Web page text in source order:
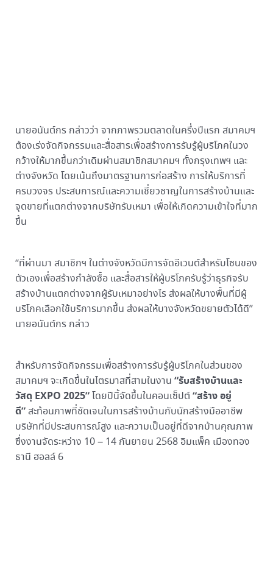
นายอนันต์กร กล่าวว่า จากภาพรวมตลาดในครึ่งปีแรก สมาคมฯ
ต้องเร่งจัดกิจกรรมและสื่อสารเพื่อสร้างการรับรู้ผู้บริโภคในวง
กว้างให้มากขึ้นกว่าเดิมผ่านสมาชิกสมาคมฯ ​ทั้งกรุงเทพฯ และ
ต่างจังหวัด โดยเน้นถึงมาตรฐานการก่อสร้าง การให้บริการที่
ครบวงจร ประสบการณ์และความเชี่ยวชาญในการสร้างบ้านและ
จุดขายที่แตกต่างจากบริษัทรับเหมา เพื่อให้เกิดความเข้าใจที่มาก
ขึ้น
“ที่ผ่านมา สมาชิกฯ​ ในต่างจังหวัดมีการจัดอีเวนต์สำหรับโซนของ
ตัวเองเพื่อสร้างกำลังซื้อ และสื่อสารให้ผู้บริโภครับรู้ว่าธุรกิจรับ
สร้างบ้านแตกต่างจากผู้รับเหมาอย่างไร ส่งผลให้บางพื้นที่มีผู้
บริโภคเลือกใช้บริการมากขึ้น ส่งผลให้บางจังหวัดขยายตัวได้ดี”
นายอนันต์กร กล่าว
สำหรับการจัดกิจกรรมเพื่อสร้างการรับรู้ผู้บริโภคในส่วนของ
สมาคมฯ จะเกิดขึ้นในไตรมาสที่สามในงาน “รับสร้างบ้านและ
วัสดุ EXPO 2025”โดยปีนี้จัดขึ้นในคอนเซ็ปต์“สร้าง อยู่
ดี”สะท้อนภาพที่ชัดเจนในการสร้างบ้านกับนักสร้างมืออาชีพ
บริษัทที่มีประสบการณ์สูง และความเป็นอยู่ที่ดีจากบ้านคุณภาพ
ซึ่งงานจัดระหว่าง 10 – 14 กันยายน 2568 อิมแพ็ค เมืองทอง
ธานี ฮอลล์ 6